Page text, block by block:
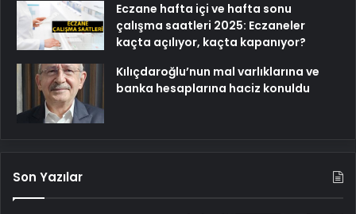
Eczane hafta içi ve hafta sonu
çalışma saatleri 2025: Eczaneler
kaçta açılıyor, kaçta kapanıyor?
Kılıçdaroğlu’nun mal varlıklarına ve
banka hesaplarına haciz konuldu
Son Yazılar